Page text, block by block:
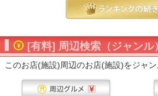
[有料] 周辺検索（ジャンル）
このお店(施設)周辺のお店(施設)をジャン